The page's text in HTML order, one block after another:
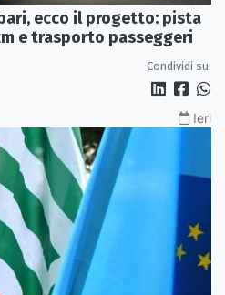
ecco il progetto: pista
e trasporto passeggeri
Condividi su:
Ieri